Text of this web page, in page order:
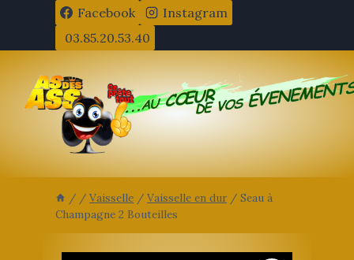
contenu
Facebook
Instagram
03.85.20.53.40
/ / Vaisselle / Vaisselle en dur / Seau à
Champagne 2 Bouteilles